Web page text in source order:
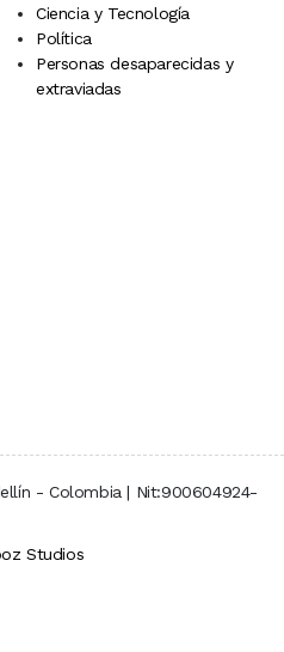
Ciencia y Tecnología
Política
Personas desaparecidas y
extraviadas
- Colombia | Nit:900604924-
Studios